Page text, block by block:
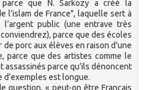
que N. Sarkozy a créé la
l’islam de France", laquelle sert à
public (une entrave très
parce que des écoles
porc aux élèves en raison d’une
parce que des artistes comme le
assassinés parce qu’ils dénoncent
d’exemples est longue.
question, « peut-on être Français